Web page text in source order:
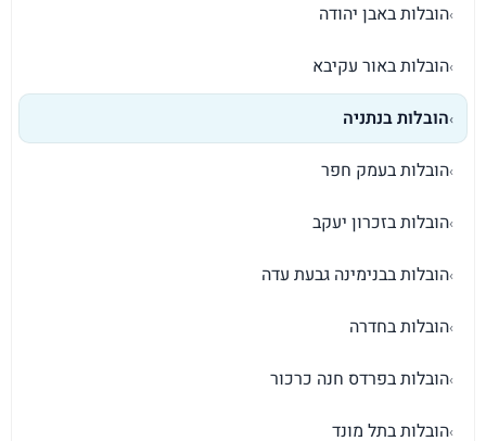
›הובלות באבן יהודה
›הובלות באור עקיבא
›הובלות בנתניה
›הובלות בעמק חפר
›הובלות בזכרון יעקב
›הובלות בבנימינה גבעת עדה
›הובלות בחדרה
›הובלות בפרדס חנה כרכור
›הובלות בתל מונד